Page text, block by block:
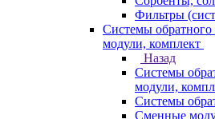
Фильтры
Системы
модули, комплект
Назад
Системы
модули,
Системы
Сменные